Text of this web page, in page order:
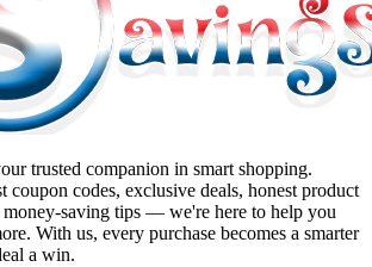
trusted companion in smart shopping.
coupon codes, exclusive deals, honest product
saving tips — we're here to help you
With us, every purchase becomes a smarter
a win.